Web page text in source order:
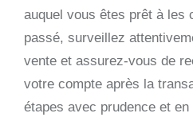
auquel vous êtes prêt à les
passé, surveillez
vente et assurez-vous de
votre compte après la
étapes avec prudence et